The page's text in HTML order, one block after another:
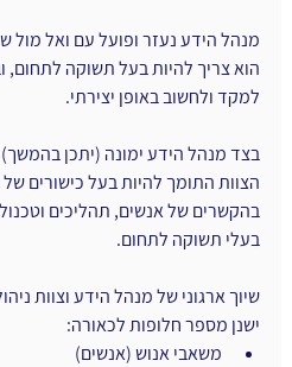
מנהל הידע נעזר ופועל עם ואל מול
הוא צריך להיות בעל תשוקה לתחום,
למקד ולחשוב באופן יצירתי.
בצד מנהל הידע ימונה (יתכן בהמשך)
הצוות התומך להיות בעל כישורים
בהקשרים של אנשים, תהליכים
בעלי תשוקה לתחום.
שיוך ארגוני של מנהל הידע וצוות
ישנן מספר חלופות לכאורה:
משאבי אנוש (אנשים)